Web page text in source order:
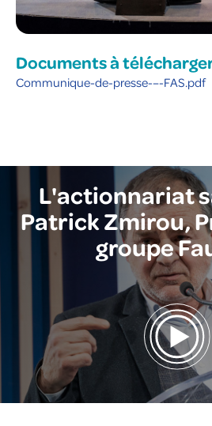
Documents à
Communique-de-presse-–-FAS.pdf
L'actionnariat
Patrick Zmirou,
groupe